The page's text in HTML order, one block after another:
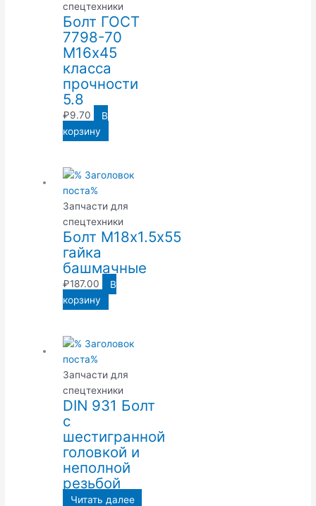
спецтехники
Болт ГОСТ
7798-70
М16х45
класса
прочности
5.8
₽9.70
В
корзину
Запчасти для
спецтехники
Болт М18х1.5х55
гайка
башмачные
₽187.00
В
корзину
Запчасти для
спецтехники
DIN 931 Болт
с
шестигранной
головкой и
неполной
резьбой
Читать далее